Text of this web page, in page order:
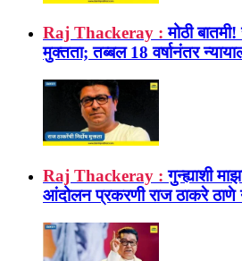
Raj Thackeray : मोठी
मुक्तता; तब्बल 18 वर्षानंतर
Raj Thackeray : गुन्ह्याशी
आंदोलन प्रकरणी राज ठाकरे ठाणे